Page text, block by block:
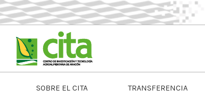
SOBRE EL CITA TRANSFERENCIA